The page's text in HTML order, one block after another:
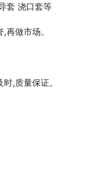
套 浇口套等
再做市场。
,质量保证。